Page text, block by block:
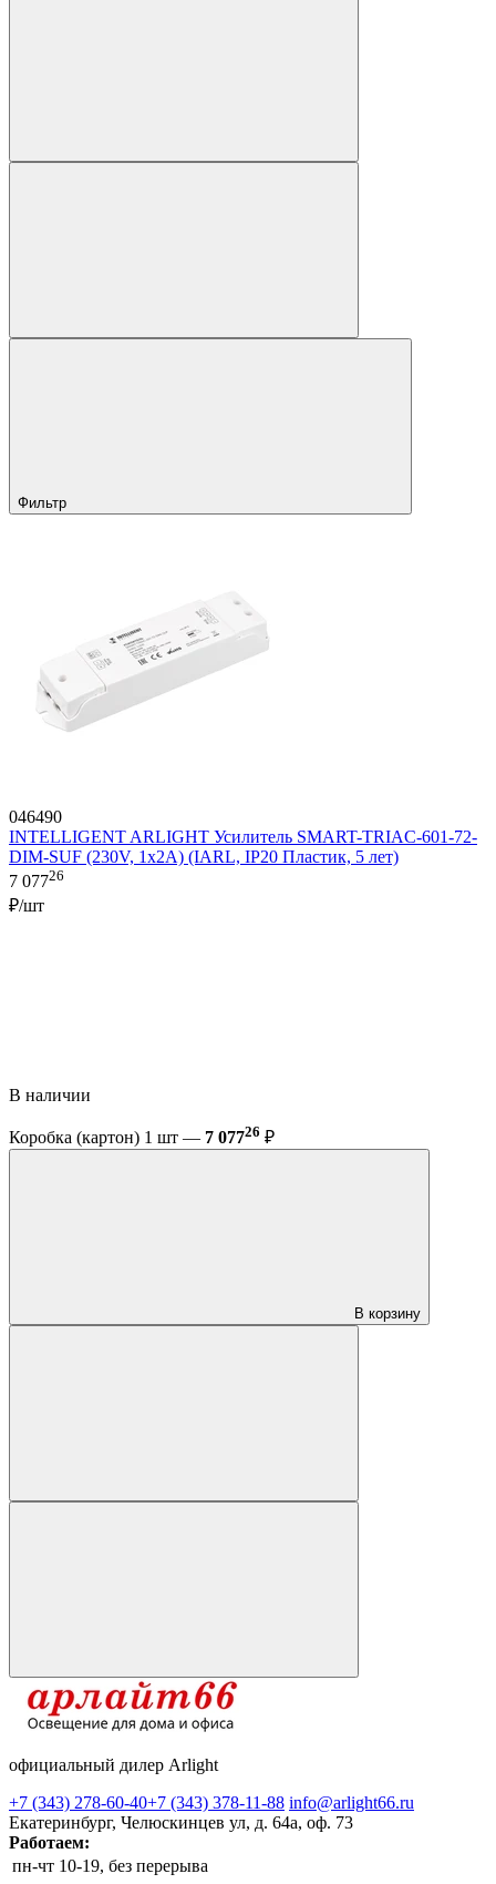
Фильтр
046490
INTELLIGENT ARLIGHT Усилитель SMART-TRIAC-601-72-
DIM-SUF (230V, 1x2A) (IARL, IP20 Пластик, 5 лет)
7 07726
₽/шт
В наличии
Коробка (картон) 1 шт — 7 07726 ₽
В корзину
официальный дилер Arlight
+7 (343) 278-60-40+7 (343) 378-11-88 info@arlight66.ru
Екатеринбург, Челюскинцев ул, д. 64а, оф. 73
Работаем:
пн-чт 10-19, без перерыва